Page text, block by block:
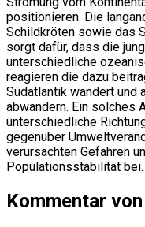
positionieren. Die
Schildkröten sowie das
sorgt dafür, dass die
unterschiedliche
reagieren die dazu
Südatlantik wandert und
abwandern. Ein solches
unterschiedliche
gegenüber
verursachten Gefahren
Populationsstabilität bei.
Kommentar